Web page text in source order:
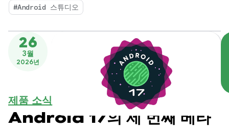
#Android 스튜디오
26
3월
2026년
제품 소식
Android 17의 세 번째 베타